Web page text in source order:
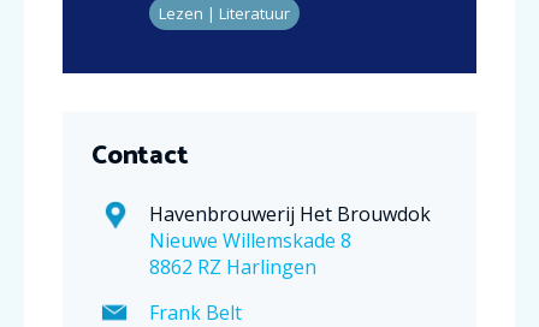
Lezen | Literatuur
Contact
Havenbrouwerij Het Brouwdok
Nieuwe Willemskade 8
8862 RZ Harlingen
Frank Belt